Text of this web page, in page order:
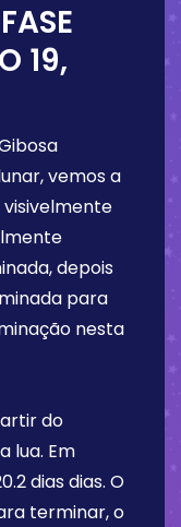
19,
vemos a
depois
para
nesta
do
lua. Em
dias dias. O
terminar, o